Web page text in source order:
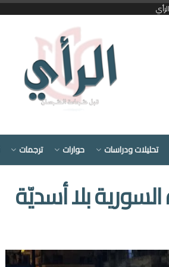
تحليلات ودراسات حوارات ترجمات